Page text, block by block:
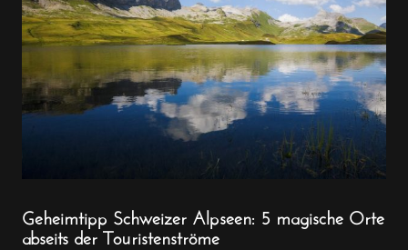
Geheimtipp Schweizer Alpseen: 5 magische Orte
abseits der Touristenströme